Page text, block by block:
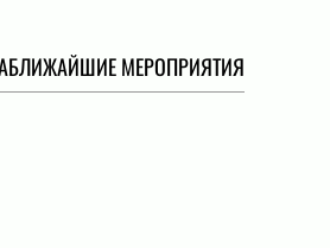
БЛИЖАЙШИЕ МЕРОПРИЯТИЯ